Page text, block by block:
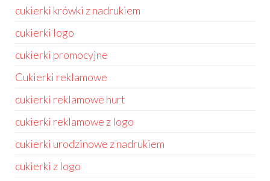
cukierki krówki z nadrukiem
cukierki logo
cukierki promocyjne
Cukierki reklamowe
cukierki reklamowe hurt
cukierki reklamowe z logo
cukierki urodzinowe z nadrukiem
cukierki z logo